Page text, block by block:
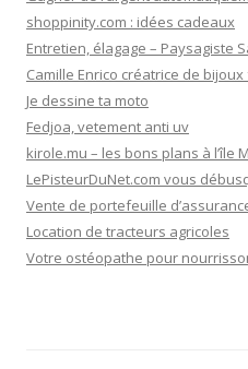
shoppinity.com : idées cadeaux
Entretien, élagage – Paysagiste
Camille Enrico créatrice de
Je dessine ta moto
Fedjoa, vetement anti uv
kirole.mu – les bons plans à l’île
LePisteurDuNet.com vous
Vente de portefeuille
Location de tracteurs agricoles
Votre ostéopathe pour